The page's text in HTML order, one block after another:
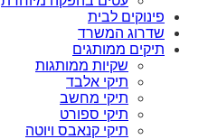
פינוקים לבית
שדרוג המשרד
תיקים ממותגים
שקיות ממותגות
תיקי אלבד
תיקי מחשב
תיקי ספורט
תיקי קנאבס ויוטה